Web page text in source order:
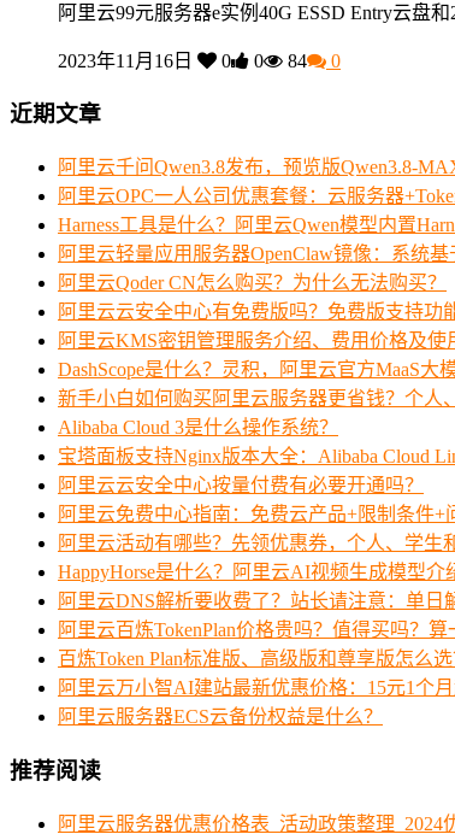
阿里云99元服务器e实例40G ESSD Entry云盘
2023年11月16日 0 0 84 0
近期文章
阿里云千问Qwen3.8发布，预览版Qwen3.8-
阿里云OPC一人公司优惠套餐：云服务器
Harness工具是什么？阿里云Qwen模型内置
阿里云轻量应用服务器OpenClaw镜像：系统基
阿里云Qoder CN怎么购买？为什么无法购买？
阿里云云安全中心有免费版吗？免费版支持功
阿里云KMS密钥管理服务介绍、费用价格及使
DashScope是什么？灵积，阿里云官方MaaS大
新手小白如何购买阿里云服务器更省钱？个人
Alibaba Cloud 3是什么操作系统？
宝塔面板支持Nginx版本大全：Alibaba Cloud
阿里云云安全中心按量付费有必要开通吗？
阿里云免费中心指南：免费云产品+限制条件+
阿里云活动有哪些？先领优惠券，个人、学生
HappyHorse是什么？阿里云AI视频生成模型介
阿里云DNS解析要收费了？站长请注意：单日
阿里云百炼TokenPlan价格贵吗？值得买吗？算
百炼Token Plan标准版、高级版和尊享版怎么
阿里云万小智AI建站最新优惠价格：15元1个
阿里云服务器ECS云备份权益是什么？
推荐阅读
阿里云服务器优惠价格表_活动政策整理_2024